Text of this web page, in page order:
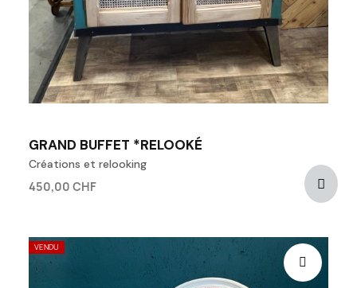
GRAND BUFFET *RELOOKÉ
Créations et relooking
450,00 CHF
VENDU